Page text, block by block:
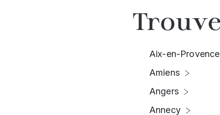
Aix-en-Provence
Amiens
Angers
Annecy